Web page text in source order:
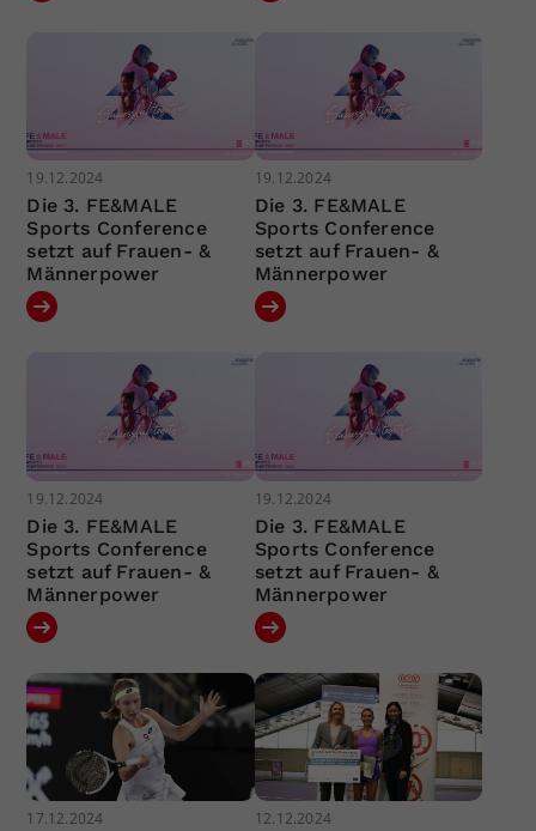
19.12.2024
Die 3. FE&MALE
Sports Conference
setzt auf Frauen- &
Männerpower
19.12.2024
Die 3. FE&MALE
Sports Conference
setzt auf Frauen- &
Männerpower
19.12.2024
Die 3. FE&MALE
Sports Conference
setzt auf Frauen- &
Männerpower
19.12.2024
Die 3. FE&MALE
Sports Conference
setzt auf Frauen- &
Männerpower
17.12.2024 12.12.2024